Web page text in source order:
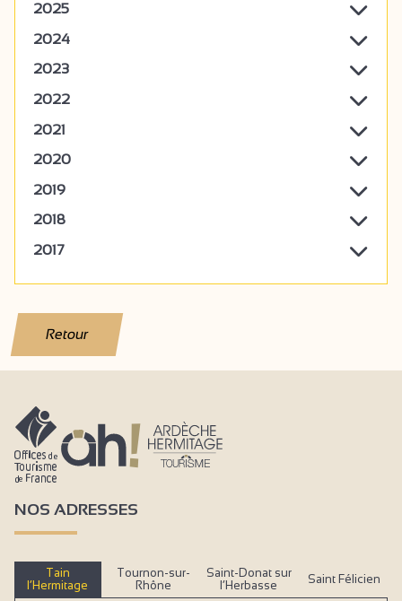
2025
2024
2023
2022
2021
2020
2019
2018
2017
Retour
NOS ADRESSES
Tain
l’Hermitage
Tournon-sur-
Rhône
Saint-Donat sur
l’Herbasse
Saint Félicien